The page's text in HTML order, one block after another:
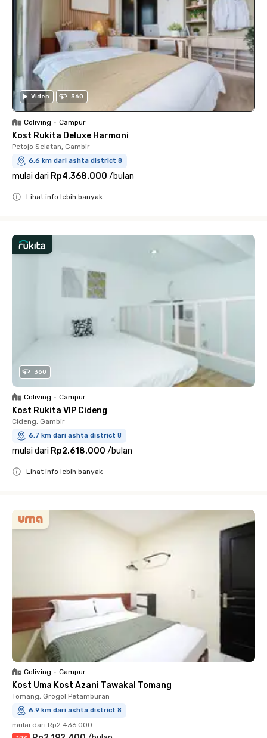
Video 360
Coliving • Campur
Kost Rukita Deluxe Harmoni
Petojo Selatan, Gambir
6.6 km dari ashta district 8
mulai dari Rp4.368.000 /bulan
Lihat info lebih banyak
360
Coliving • Campur
Kost Rukita VIP Cideng
Cideng, Gambir
6.7 km dari ashta district 8
mulai dari Rp2.618.000 /bulan
Lihat info lebih banyak
Coliving • Campur
Kost Uma Kost Azani Tawakal Tomang
Tomang, Grogol Petamburan
6.9 km dari ashta district 8
mulai dari Rp2.436.000